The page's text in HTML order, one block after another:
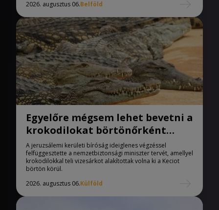
2026. augusztus 06.Belföld
Egyelőre mégsem lehet bevetni a
krokodilokat börtönőrként
Izraelben
A jeruzsálemi kerületi bíróság ideiglenes végzéssel
felfüggesztette a nemzetbiztonsági miniszter tervét, amellyel
krokodilokkal teli vizesárkot alakítottak volna ki a Keciot
börtön körül.
2026. augusztus 06.Külföld